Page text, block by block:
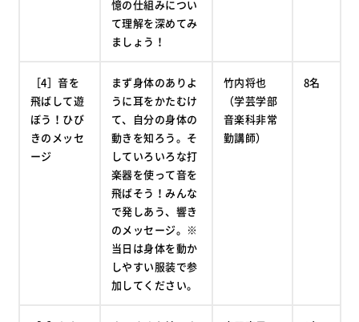
憶の仕組みについ
て理解を深めてみ
ましょう！
［4］音を
飛ばして遊
ぼう！ひび
きのメッセ
ージ
まず身体のありよ
うに耳をかたむけ
て、自分の身体の
動きを知ろう。そ
していろいろな打
楽器を使って音を
飛ばそう！みんな
で発しあう、響き
のメッセージ。※
当日は身体を動か
しやすい服装で参
加してください。
竹内将也
（学芸学部
音楽科非常
勤講師）
8名